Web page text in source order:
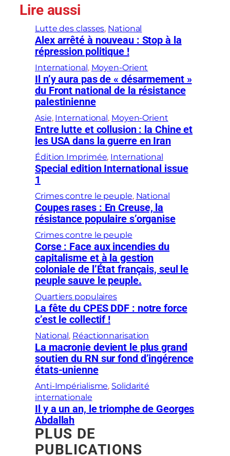
Lire aussi
Lutte des classes, National
Alex arrêté à nouveau : Stop à la
répression politique !
International , Moyen-Orient
Il n’y aura pas de « désarmement »
du Front national de la résistance
palestinienne
Asie, International , Moyen-Orient
Entre lutte et collusion : la Chine et
les USA dans la guerre en Iran
Édition Imprimée, International
Special edition International issue
1
Crimes contre le peuple, National
Coupes rases : En Creuse, la
résistance populaire s’organise
Crimes contre le peuple
Corse : Face aux incendies du
capitalisme et à la gestion
coloniale de l’État français, seul le
peuple sauve le peuple.
Quartiers populaires
La fête du CPES DDF : notre force
c’est le collectif !
National , Réactionnarisation
La macronie devient le plus grand
soutien du RN sur fond d’ingérence
états-unienne
Anti-Impérialisme, Solidarité
internationale
Il y a un an, le triomphe de Georges
Abdallah
PLUS DE
PUBLICATIONS